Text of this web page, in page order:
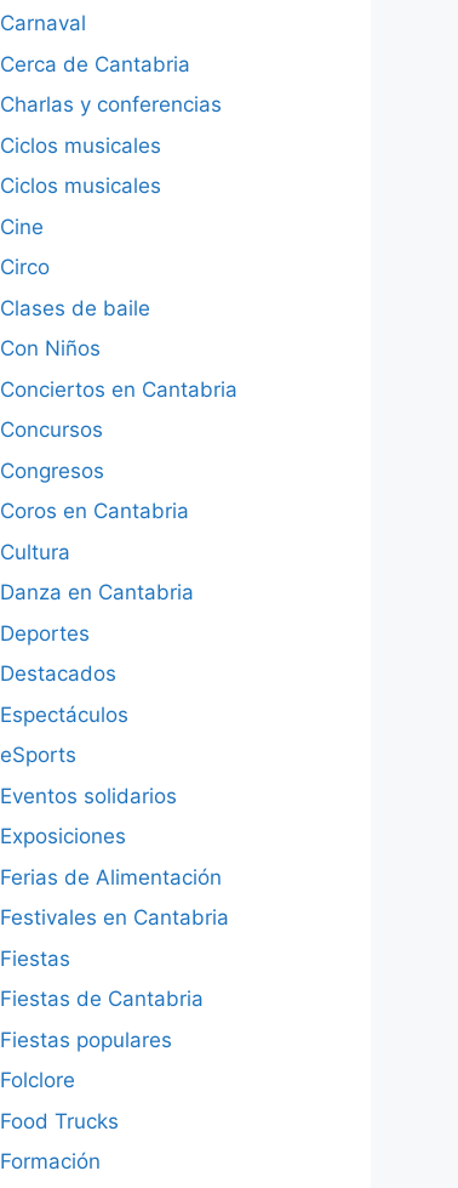
Carnaval
Cerca de Cantabria
Charlas y conferencias
Ciclos musicales
Ciclos musicales
Cine
Circo
Clases de baile
Con Niños
Conciertos en Cantabria
Concursos
Congresos
Coros en Cantabria
Cultura
Danza en Cantabria
Deportes
Destacados
Espectáculos
eSports
Eventos solidarios
Exposiciones
Ferias de Alimentación
Festivales en Cantabria
Fiestas
Fiestas de Cantabria
Fiestas populares
Folclore
Food Trucks
Formación